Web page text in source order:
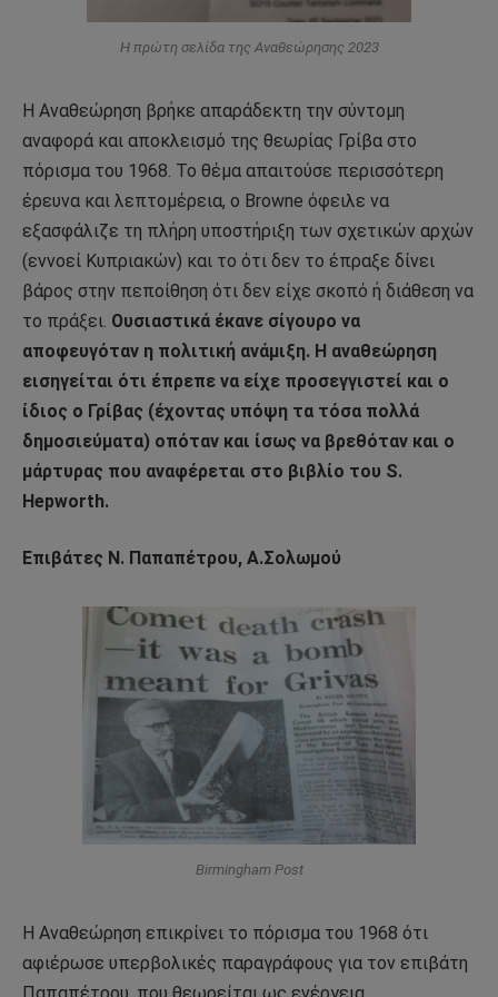
Η πρώτη σελίδα της Αναθεώρησης 2023
H Αναθεώρηση βρήκε απαράδεκτη την σύντομη
αναφορά και αποκλεισμό της θεωρίας Γρίβα στο
πόρισμα του 1968. Το θέμα απαιτούσε περισσότερη
έρευνα και λεπτομέρεια, ο Browne όφειλε να
εξασφάλιζε τη πλήρη υποστήριξη των σχετικών αρχών
(εννοεί Κυπριακών) και το ότι δεν το έπραξε δίνει
βάρος στην πεποίθηση ότι δεν είχε σκοπό ή διάθεση να
το πράξει. Ουσιαστικά έκανε σίγουρο να
αποφευγόταν η πολιτική ανάμιξη. Η αναθεώρηση
εισηγείται ότι έπρεπε να είχε προσεγγιστεί και ο
ίδιος ο Γρίβας (έχοντας υπόψη τα τόσα πολλά
δημοσιεύματα) οπόταν και ίσως να βρεθόταν και ο
μάρτυρας που αναφέρεται στο βιβλίο του S.
Hepworth.
Επιβάτες Ν. Παπαπέτρου, Α.Σολωμού
Birmingham Post
Η Αναθεώρηση επικρίνει το πόρισμα του 1968 ότι
αφιέρωσε υπερβολικές παραγράφους για τον επιβάτη